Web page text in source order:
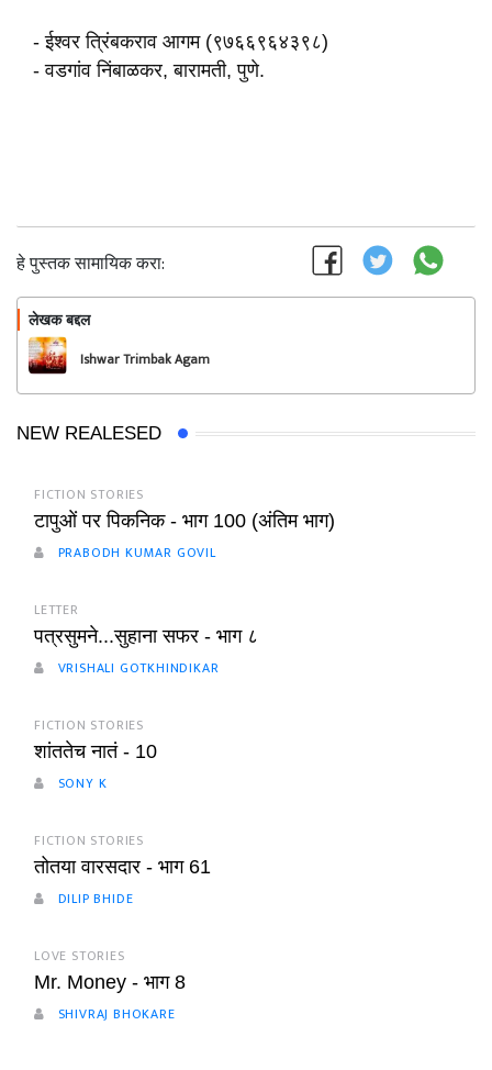
- ईश्वर त्रिंबकराव आगम (९७६६९६४३९८)
- वडगांव निंबाळकर, बारामती, पुणे.
हे पुस्तक सामायिक करा:
लेखक बद्दल
Ishwar Trimbak Agam
NEW REALESED
FICTION STORIES
टापुओं पर पिकनिक - भाग 100 (अंतिम भाग)
PRABODH KUMAR GOVIL
LETTER
पत्रसुमने...सुहाना सफर - भाग ८
VRISHALI GOTKHINDIKAR
FICTION STORIES
शांततेच नातं - 10
SONY K
FICTION STORIES
तोतया वारसदार - भाग 61
DILIP BHIDE
LOVE STORIES
Mr. Money - भाग 8
SHIVRAJ BHOKARE